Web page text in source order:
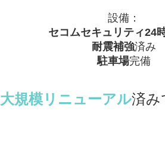
設備：
セコムセキュリティ24
耐震補強済み
駐車場完備
大規模リニューアル済み